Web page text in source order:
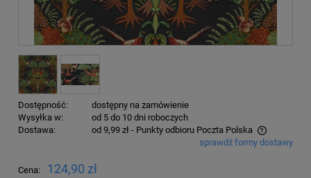
Dostępność:
dostępny na zamówienie
Wysyłka w:
od 5 do 10 dni roboczych
Dostawa:
od 9,99 zł - Punkty odbioru Poczta Polska
Cena nie zawiera ewentualnych kosztów płatnościsprawdź formy dostawy
Cena: 124,90 zł